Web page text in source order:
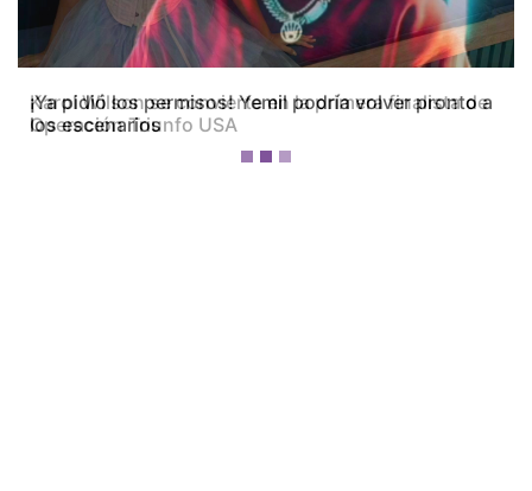
Karol Wilson se convierte en la primera finalista de
Operación Triunfo USA